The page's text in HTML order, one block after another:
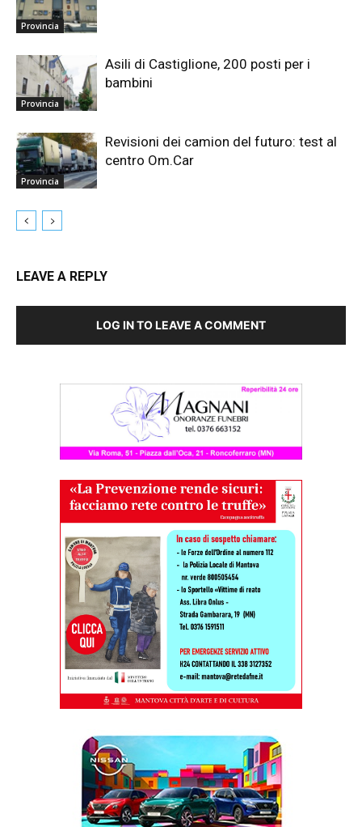
Provincia
Provincia
Asili di Castiglione, 200 posti per i
bambini
Provincia
Revisioni dei camion del futuro: test al
centro Om.Car
LEAVE A REPLY
LOG IN TO LEAVE A COMMENT